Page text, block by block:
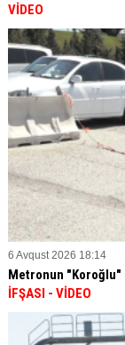
VİDEO
6 Avqust 2026 18:14
Metronun "Koroğlu"
İFŞASI - VİDEO